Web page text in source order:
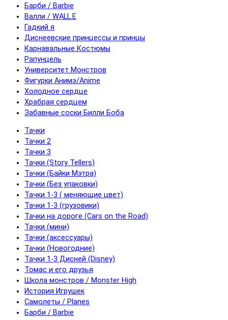
Барби / Barbie
Валли / WALL.E
Гадкий я
Диснеевские принцессы и принцы
Карнавальные Костюмы
Рапунцель
Университет Монстров
Фигурки Анимэ/Anime
Холодное сердце
Храбрая сердцем
Забавные соски Билли Боба
Тачки
Тачки 2
Тачки 3
Тачки (Story Tellers)
Тачки (Байки Мэтра)
Тачки (Без упаковки)
Тачки 1-3 ( меняющие цвет)
Тачки 1-3 (грузовики)
Тачки на дороге (Cars on the Road)
Тачки (мини)
Тачки (аксессуары)
Тачки (Новогодние)
Тачки 1-3 Дисней (Disney)
Томас и его друзья
Школа монстров / Monster High
История Игрушек
Самолеты / Planes
Барби / Barbie